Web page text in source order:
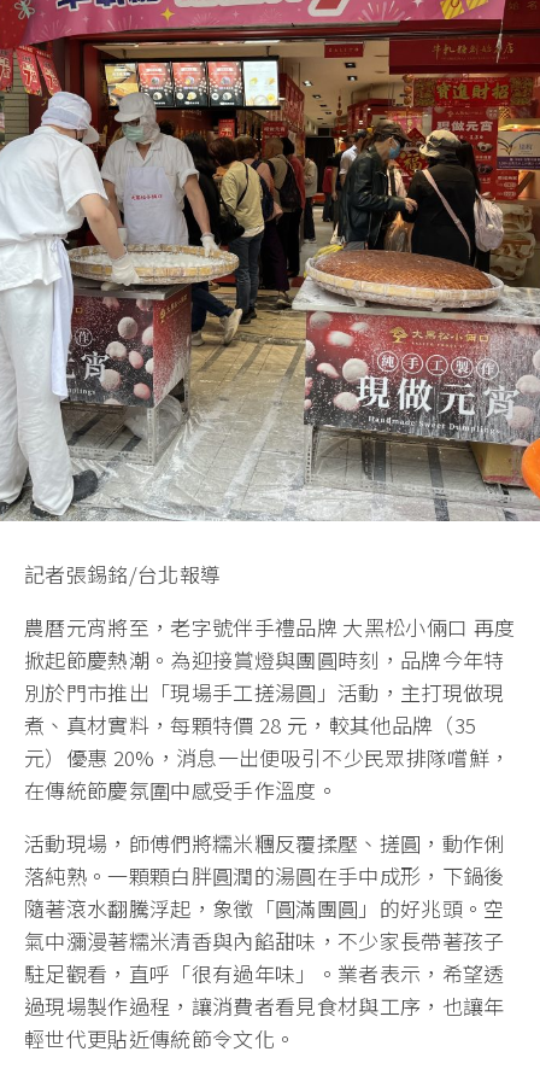
記者張錫銘/台北報導
農曆元宵將至，老字號伴手禮品牌 大黑松小倆口 再度
掀起節慶熱潮。為迎接賞燈與團圓時刻，品牌今年特
別於門市推出「現場手工搓湯圓」活動，主打現做現
煮、真材實料，每顆特價 28 元，較其他品牌（35
元）優惠 20%，消息一出便吸引不少民眾排隊嚐鮮，
在傳統節慶氛圍中感受手作溫度。
活動現場，師傅們將糯米糰反覆揉壓、搓圓，動作俐
落純熟。一顆顆白胖圓潤的湯圓在手中成形，下鍋後
隨著滾水翻騰浮起，象徵「圓滿團圓」的好兆頭。空
氣中瀰漫著糯米清香與內餡甜味，不少家長帶著孩子
駐足觀看，直呼「很有過年味」。業者表示，希望透
過現場製作過程，讓消費者看見食材與工序，也讓年
輕世代更貼近傳統節令文化。